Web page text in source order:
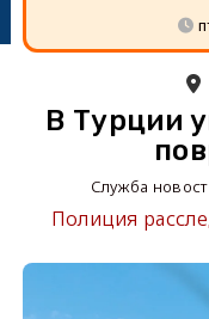
В Турции
Служба
Полиция